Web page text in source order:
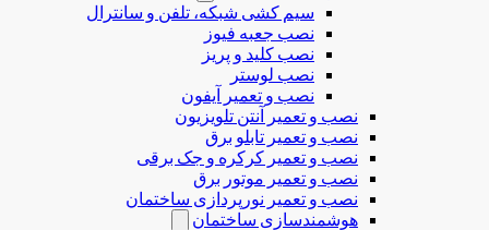
سیم کشی شبکه، تلفن و سانترال
نصب جعبه فیوز
نصب کلید و پریز
نصب لوستر
نصب و تعمیر آیفون
نصب و تعمیر آنتن تلویزیون
نصب و تعمیر تابلو برق
نصب و تعمیر کرکره و جک برقی
نصب و تعمیر موتور برق
نصب و تعمیر نورپردازی ساختمان
هوشمندسازی ساختمان